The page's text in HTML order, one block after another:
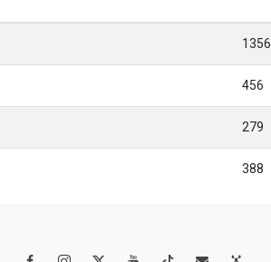
1356
456
279
388